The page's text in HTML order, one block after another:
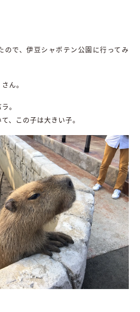
ので、伊豆シャボテン公園に行ってみ
ん。
。
、この子は大きい子。